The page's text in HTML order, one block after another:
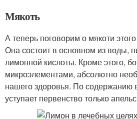
Мякоть
А теперь поговорим о мякоти
Она состоит в основном из воды,
лимонной кислоты. Кроме этого,
микроэлементами, абсолютно
нашего здоровья. По содержанию
уступает первенство только